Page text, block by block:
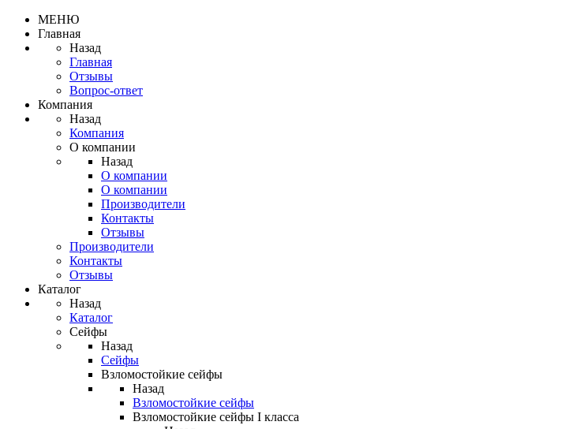
МЕНЮ
Главная
Назад
Главная
Отзывы
Вопрос-ответ
Компания
Назад
Компания
О компании
Назад
О компании
О компании
Производители
Контакты
Отзывы
Производители
Контакты
Отзывы
Каталог
Назад
Каталог
Сейфы
Назад
Сейфы
Взломостойкие сейфы
Назад
Взломостойкие сейфы
Взломостойкие сейфы I класса